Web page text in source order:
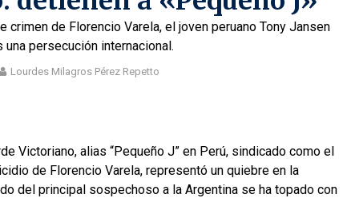
crimen de Florencio Varela, el joven peruano Tony Jansen
persecución internacional.
Lourdes Milagros Pérez Repetto
Victoriano, alias “Pequeño J” en Perú, sindicado como el
de Florencio Varela, representó un quiebre en la
del principal sospechoso a la Argentina se ha topado con